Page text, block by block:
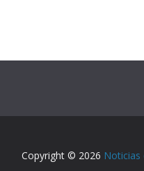
Copyright © 2026 Noticias